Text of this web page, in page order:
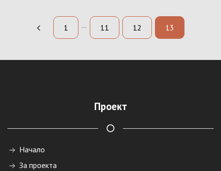
1 ... 11 12 13
Проект
Начало
За проекта